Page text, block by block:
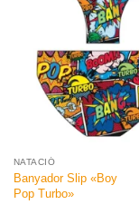
NATACIÓ
Banyador Slip «Boy
Pop Turbo»